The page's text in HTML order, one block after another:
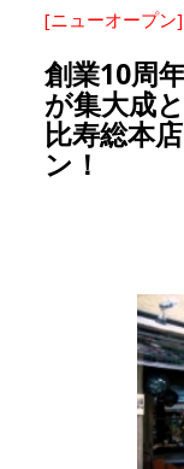
[ニューオープン]
創業10周
が集大成
比寿総本
ン！